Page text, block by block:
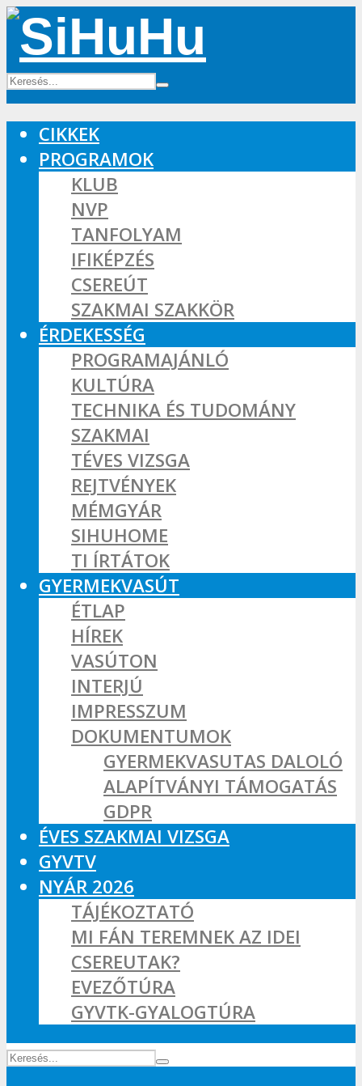
CIKKEK
PROGRAMOK
KLUB
NVP
TANFOLYAM
IFIKÉPZÉS
CSEREÚT
SZAKMAI SZAKKÖR
ÉRDEKESSÉG
PROGRAMAJÁNLÓ
KULTÚRA
TECHNIKA ÉS TUDOMÁNY
SZAKMAI
TÉVES VIZSGA
REJTVÉNYEK
MÉMGYÁR
SIHUHOME
TI ÍRTÁTOK
GYERMEKVASÚT
ÉTLAP
HÍREK
VASÚTON
INTERJÚ
IMPRESSZUM
DOKUMENTUMOK
GYERMEKVASUTAS DALOLÓ
ALAPÍTVÁNYI TÁMOGATÁS
GDPR
ÉVES SZAKMAI VIZSGA
GYVTV
NYÁR 2026
TÁJÉKOZTATÓ
MI FÁN TEREMNEK AZ IDEI
CSEREUTAK?
EVEZŐTÚRA
GYVTK-GYALOGTÚRA